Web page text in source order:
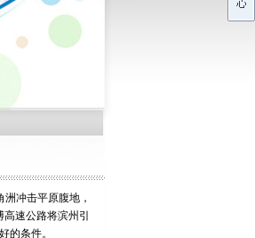
冲击平原腹地，
速公路将滨州引
的条件。